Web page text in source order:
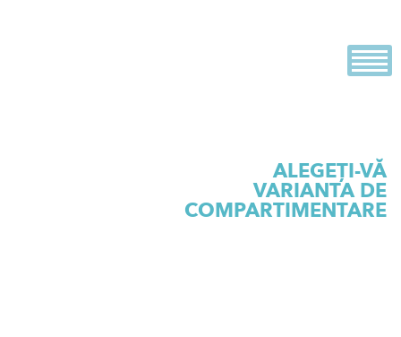
ALEGEȚI-VĂ
VARIANTA DE
COMPARTIMENTARE